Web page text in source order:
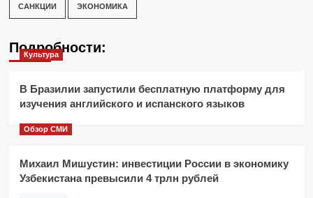
САНКЦИИ ЭКОНОМИКА
Подробности:
Культура
В Бразилии запустили бесплатную платформу для
изучения английского и испанского языков
Обзор СМИ
Михаил Мишустин: инвестиции России в экономику
Узбекистана превысили 4 трлн рублей